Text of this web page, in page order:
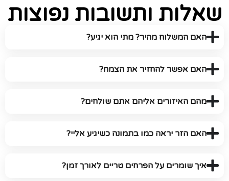
שאלות ותשובות נפוצות
האם המשלוח מהיר? מתי הוא יגיע?
האם אפשר להחזיר את הצמח?
מהם האיזורים אליהם אתם שולחים?
האם הזר יראה כמו בתמונה כשיגיע אליי?
איך שומרים על הפרחים טריים לאורך זמן?